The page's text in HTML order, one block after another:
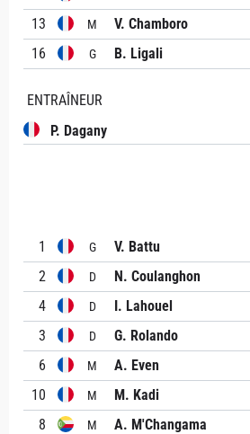
13 M V. Chamboro
16 G B. Ligali
ENTRAÎNEUR
P. Dagany
1 G
V. Battu
2
D
N. Coulanghon
4
D
I. Lahouel
3
D
G. Rolando
6
M
A. Even
10
M M. Kadi
8 M
A. M'Changama